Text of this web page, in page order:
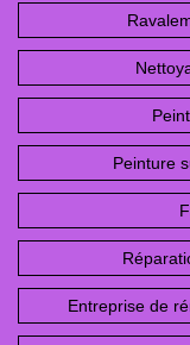
Peinture
Entreprise de